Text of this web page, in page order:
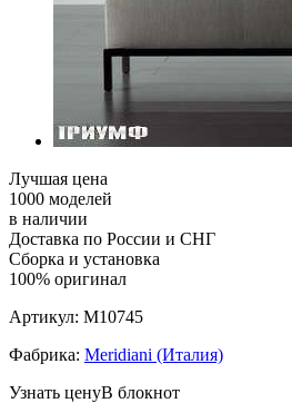
Лучшая цена
1000 моделей
в наличии
Доставка по России и СНГ
Сборка и установка
100% оригинал
Артикул: M10745
Фабрика: Meridiani (Италия)
Узнать ценуВ блокнот